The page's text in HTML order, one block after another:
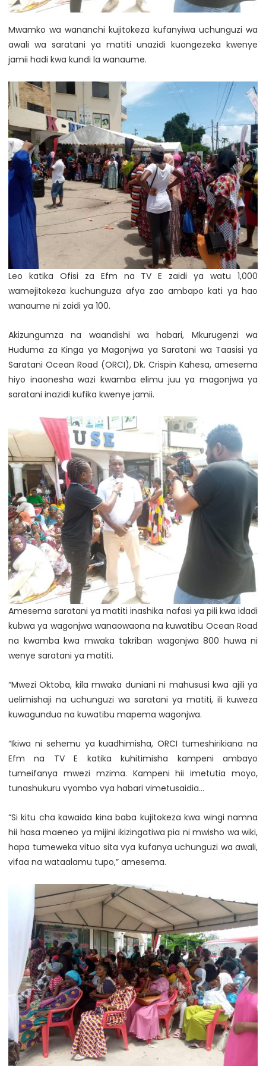
Mwamko wa wananchi kujitokeza kufanyiwa uchunguzi wa
awali wa saratani ya matiti unazidi kuongezeka kwenye
jamii hadi kwa kundi la wanaume.
Leo katika Ofisi za Efm na TV E zaidi ya watu 1,000
wamejitokeza kuchunguza afya zao ambapo kati ya hao
wanaume ni zaidi ya 100.
Akizungumza na waandishi wa habari, Mkurugenzi wa
Huduma za Kinga ya Magonjwa ya Saratani wa Taasisi ya
Saratani Ocean Road (ORCI), Dk. Crispin Kahesa, amesema
hiyo inaonesha wazi kwamba elimu juu ya magonjwa ya
saratani inazidi kufika kwenye jamii.
Amesema saratani ya matiti inashika nafasi ya pili kwa idadi
kubwa ya wagonjwa wanaowaona na kuwatibu Ocean Road
na kwamba kwa mwaka takriban wagonjwa 800 huwa ni
wenye saratani ya matiti.
“Mwezi Oktoba, kila mwaka duniani ni mahususi kwa ajili ya
uelimishaji na uchunguzi wa saratani ya matiti, ili kuweza
kuwagundua na kuwatibu mapema wagonjwa.
“Ikiwa ni sehemu ya kuadhimisha, ORCI tumeshirikiana na
Efm na TV E katika kuhitimisha kampeni ambayo
tumeifanya mwezi mzima. Kampeni hii imetutia moyo,
tunashukuru vyombo vya habari vimetusaidia…
“Si kitu cha kawaida kina baba kujitokeza kwa wingi namna
hii hasa maeneo ya mijini ikizingatiwa pia ni mwisho wa wiki,
hapa tumeweka vituo sita vya kufanya uchunguzi wa awali,
vifaa na wataalamu tupo,” amesema.